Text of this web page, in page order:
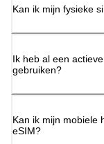
Kan ik mijn fysieke
Ik heb al een
gebruiken?
Kan ik mijn mobiele
eSIM?